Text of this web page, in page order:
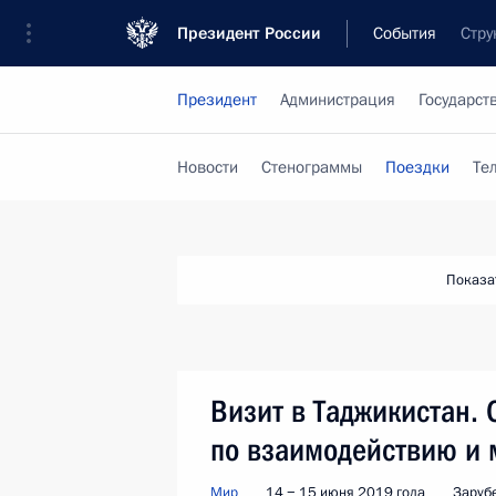
Президент России События
Президент Администрация
Новости Стенограммы Поездки
Визит в
по взаимодействию